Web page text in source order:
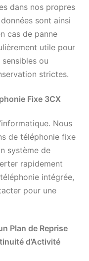
dans nos propres
sont ainsi
cas de panne
utile pour
ou
strictes.
Fixe 3CX
Nous
de téléphonie fixe
système de
rapidement
intégrée,
pour une
Plan de Reprise
d’Activité